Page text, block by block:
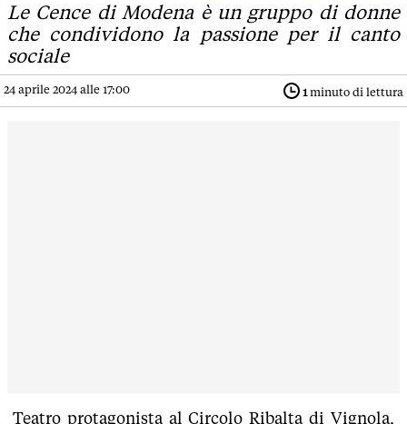
Le Cence di Modena è un gruppo di donne
che condividono la passione per il canto
sociale
24 aprile 2024 alle 17:00 1 minuto di lettura
Teatro protagonista al Circolo Ribalta di Vignola,